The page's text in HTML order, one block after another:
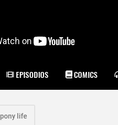
EPISODIOS COMICS
pony life